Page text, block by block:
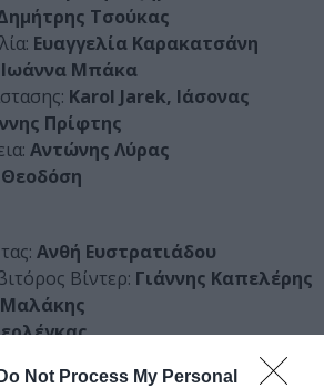
Do Not Process My Personal
Τσούκας
Ευαγγελία Καρακατσάνη
Ιωάννα Μπάκα
Karol Jarek, Ιάσονας
Πρίφτης
Αντώνης Λύρας
Ανθή Ευστρατιάδου
Βίντερ: Γιάννης Καπελέρης
145 λεπτά (με διάλειμμα)